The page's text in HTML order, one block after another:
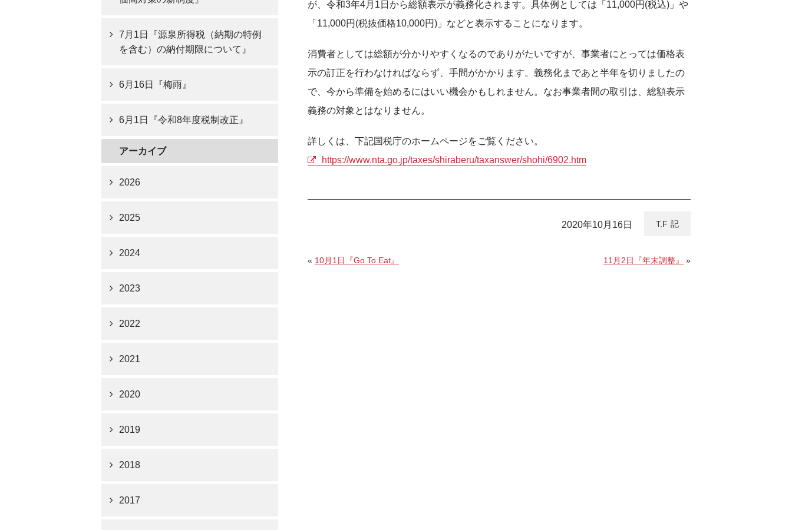
が、令和3年4月1日から総額表示が義務化されます。具体例としては「11,000円(税込)」や
「11,000円(税抜価格10,000円)」などと表示することになります。
消費者としては総額が分かりやすくなるのでありがたいですが、事業者にとっては価格表
示の訂正を行わなければならず、手間がかかります。義務化まであと半年を切りましたの
で、今から準備を始めるにはいい機会かもしれません。なお事業者間の取引は、総額表示
義務の対象とはなりません。
詳しくは、下記国税庁のホームページをご覧ください。
https://www.nta.go.jp/taxes/shiraberu/taxanswer/shohi/6902.htm
T.F
2020年10月16日
« 10月1日『Go To Eat』 11月2日『年末調整』 »
7月1日『源泉所得税（納期の特例
を含む）の納付期限について』
6月16日『梅雨』
6月1日『令和8年度税制改正』
アーカイブ
2026
2025
2024
2023
2022
2021
2020
2019
2018
2017